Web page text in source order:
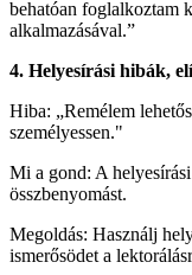
behatóan foglalkoztam
alkalmazásával.”
4. Helyesírási hibák,
Hiba: „Remélem
személyessen."
Mi a gond: A
összbenyomást.
Megoldás: Használj
ismerősödet a